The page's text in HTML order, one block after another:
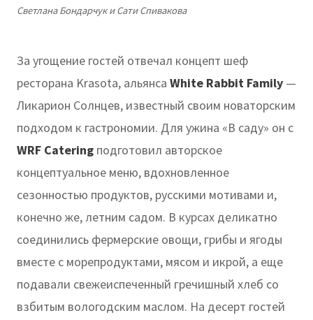
Светлана Бондарчук и Сати Спивакова
За угощение гостей отвечал концепт шеф
ресторана Krasota, альянса White Rabbit Family —
Ликарион Солнцев, известный своим новаторским
подходом к гастрономии. Для ужина «В саду» он с
WRF Catering подготовил авторское
концептуальное меню, вдохновленное
сезонностью продуктов, русскими мотивами и,
конечно же, летним садом. В курсах деликатно
соединились фермерские овощи, грибы и ягоды
вместе с морепродуктами, мясом и икрой, а еще
подавали свежеиспеченный гречишный хлеб со
взбитым вологодским маслом. На десерт гостей